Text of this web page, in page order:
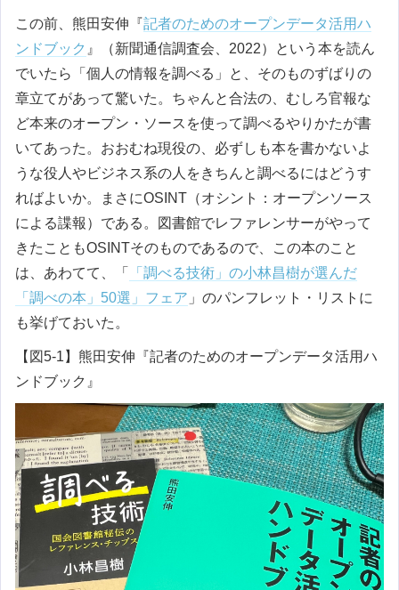
この前、熊田安伸『記者のためのオープンデータ活用ハ
ンドブック 』（新聞通信調査会、2022）という本を読ん
でいたら「個人の情報を調べる」と、そのものずばりの
章立てがあって驚いた。ちゃんと合法の、むしろ官報な
ど本来のオープン・ソースを使って調べるやりかたが書
いてあった。おおむね現役の、必ずしも本を書かないよ
うな役人やビジネス系の人をきちんと調べるにはどうす
ればよいか。まさにOSINT（オシント：オープンソース
による諜報）である。図書館でレファレンサーがやって
きたこともOSINTそのものであるので、この本のこと
は、あわてて、「
「調べる技術」の小林昌樹が選んだ
「調べの本」50選」フェア 」のパンフレット・リストに
も挙げておいた。
【図5-1】熊田安伸『記者のためのオープンデータ活用ハ
ンドブック』